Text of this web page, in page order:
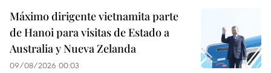
Máximo dirigente vietnamita parte
de Hanoi para visitas de Estado a
Australia y Nueva Zelanda
09/08/2026 00:03